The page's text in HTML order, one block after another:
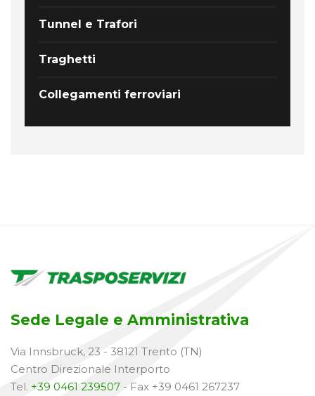
Tunnel e Trafori
Traghetti
Collegamenti ferroviari
Sede Legale e Amministrativa
Via Innsbruck, 23 - 38121 Trento (TN)
Centro Direzionale Interporto
Tel. +39 0461 239507 - Fax +39 0461 267237